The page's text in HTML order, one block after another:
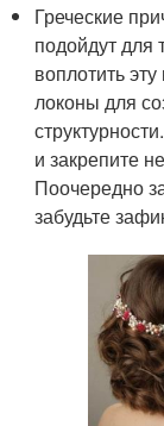
Греческие
подойдут для
воплотить
локоны для
и закрепите
Поочередно
забудьте